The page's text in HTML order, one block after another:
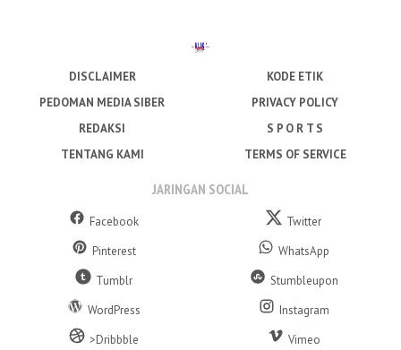
DISCLAIMER
KODE ETIK
PEDOMAN MEDIA SIBER
PRIVACY POLICY
REDAKSI
S P O R T S
TENTANG KAMI
TERMS OF SERVICE
JARINGAN SOCIAL
Facebook
Twitter
Pinterest
WhatsApp
Tumblr
Stumbleupon
WordPress
Instagram
>Dribbble
Vimeo